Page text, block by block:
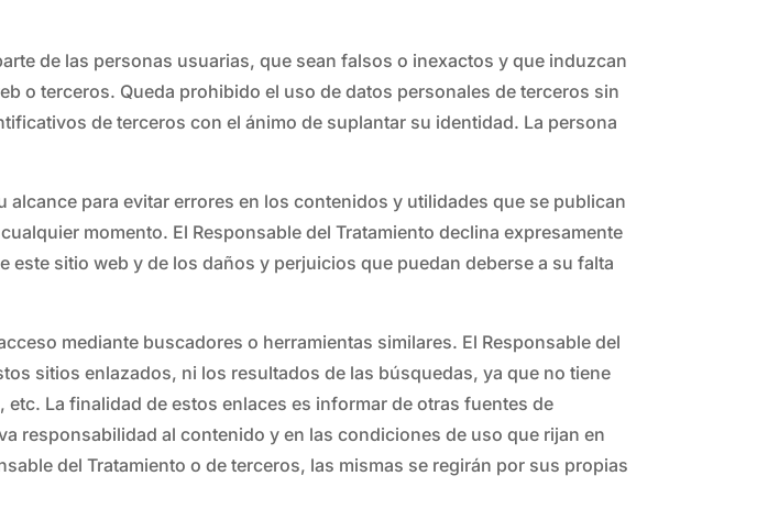
de las personas usuarias, que sean falsos o inexactos y que induzcan
o terceros. Queda prohibido el uso de datos personales de terceros sin
de terceros con el ánimo de suplantar su identidad. La persona
para evitar errores en los contenidos y utilidades que se publican
momento. El Responsable del Tratamiento declina expresamente
sitio web y de los daños y perjuicios que puedan deberse a su falta
mediante buscadores o herramientas similares. El Responsable del
sitios enlazados, ni los resultados de las búsquedas, ya que no tiene
La finalidad de estos enlaces es informar de otras fuentes de
responsabilidad al contenido y en las condiciones de uso que rijan en
del Tratamiento o de terceros, las mismas se regirán por sus propias